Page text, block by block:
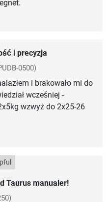
i precyzja
0500)
i brakowało mi do
wcześniej -
wzwyż do 2x25-26
Taurus manualer!